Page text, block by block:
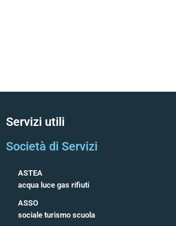
Servizi utili
Società di Servizi
ASTEA
acqua luce gas rifiuti
ASSO
sociale turismo scuola